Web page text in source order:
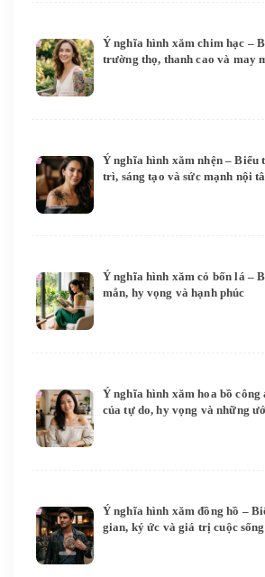
Ý nghĩa hình xăm chim hạc –
trường thọ, thanh cao và may
Ý nghĩa hình xăm nhện – Biểu
trì, sáng tạo và sức mạnh nội
Ý nghĩa hình xăm cỏ bốn lá –
mắn, hy vọng và hạnh phúc
Ý nghĩa hình xăm hoa bồ công
của tự do, hy vọng và những
Ý nghĩa hình xăm đồng hồ –
gian, ký ức và giá trị cuộc sống